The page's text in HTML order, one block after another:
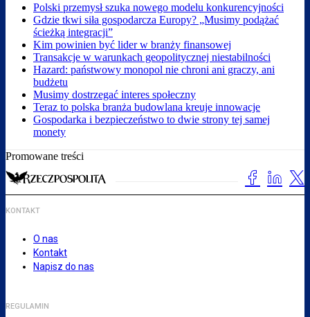
Polski przemysł szuka nowego modelu konkurencyjności
Gdzie tkwi siła gospodarcza Europy? „Musimy podążać
ścieżką integracji”
Kim powinien być lider w branży finansowej
Transakcje w warunkach geopolitycznej niestabilności
Hazard: państwowy monopol nie chroni ani graczy, ani
budżetu
Musimy dostrzegać interes społeczny
Teraz to polska branża budowlana kreuje innowacje
Gospodarka i bezpieczeństwo to dwie strony tej samej
monety
Promowane treści
KONTAKT
O nas
Kontakt
Napisz do nas
REGULAMIN